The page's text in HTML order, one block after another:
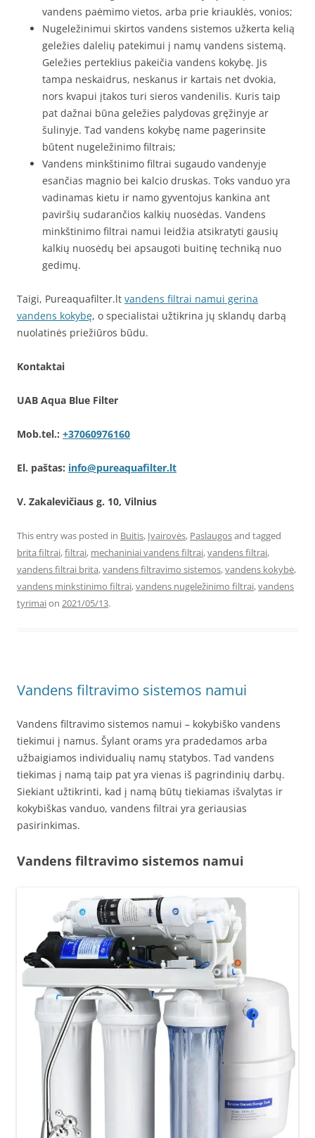
vandens paėmimo vietos, arba prie kriauklės, vonios;
Nugeležinimui skirtos vandens sistemos užkerta kelią
geležies dalelių patekimui į namų vandens sistemą.
Geležies perteklius pakeičia vandens kokybę. Jis
tampa neskaidrus, neskanus ir kartais net dvokia,
nors kvapui įtakos turi sieros vandenilis. Kuris taip
pat dažnai būna geležies palydovas gręžinyje ar
šulinyje. Tad vandens kokybę name pagerinsite
būtent nugeležinimo filtrais;
Vandens minkštinimo filtrai sugaudo vandenyje
esančias magnio bei kalcio druskas. Toks vanduo yra
vadinamas kietu ir namo gyventojus kankina ant
paviršių sudarančios kalkių nuosėdas. Vandens
minkštinimo filtrai namui leidžia atsikratyti gausių
kalkių nuosėdų bei apsaugoti buitinę techniką nuo
gedimų.
Taigi, Pureaquafilter.lt vandens filtrai namui gerina
vandens kokybę, o specialistai užtikrina jų sklandų darbą
nuolatinės priežiūros būdu.
Kontaktai
UAB Aqua Blue Filter
Mob.tel.: +37060976160
El. paštas: info@pureaquafilter.lt
V. Zakalevičiaus g. 10, Vilnius
This entry was posted in Buitis, Įvairovės, Paslaugosand tagged
brita filtrai,filtrai, mechaniniai vandens filtrai,vandens filtrai,
vandens filtrai brita,vandens filtravimo sistemos,vandens kokybė,
vandens minkstinimo filtrai,vandens nugeležinimo filtrai,vandens
tyrimaion 2021/05/13.
Vandens filtravimo sistemos namui
Vandens filtravimo sistemos namui – kokybiško vandens
tiekimui į namus. Šylant orams yra pradedamos arba
užbaigiamos individualių namų statybos. Tad vandens
tiekimas į namą taip pat yra vienas iš pagrindinių darbų.
Siekiant užtikrinti, kad į namą būtų tiekiamas išvalytas ir
kokybiškas vanduo, vandens filtrai yra geriausias
pasirinkimas.
Vandens filtravimo sistemos namui